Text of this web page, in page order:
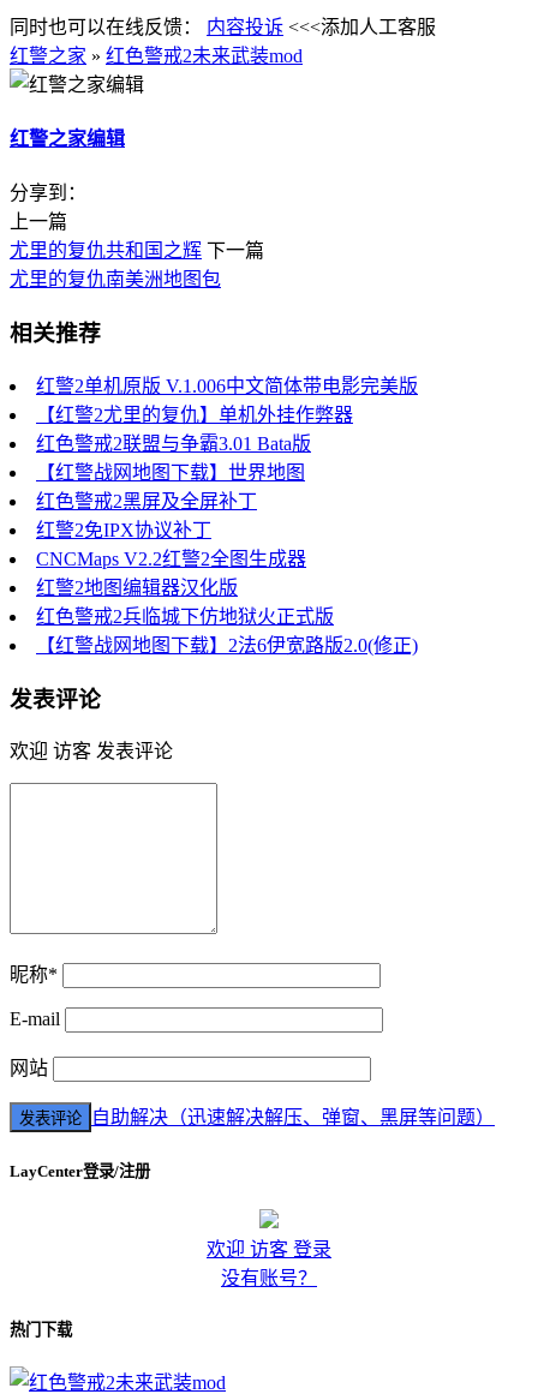
同时也可以在线反馈： 内容投诉 <<<添加人工客服
红警之家 » 红色警戒2未来武装mod
红警之家编辑
分享到：
上一篇
尤里的复仇共和国之辉 下一篇
尤里的复仇南美洲地图包
相关推荐
红警2单机原版 V.1.006中文简体带电影完美版
【红警2尤里的复仇】单机外挂作弊器
红色警戒2联盟与争霸3.01 Bata版
【红警战网地图下载】世界地图
红色警戒2黑屏及全屏补丁
红警2免IPX协议补丁
CNCMaps V2.2红警2全图生成器
红警2地图编辑器汉化版
红色警戒2兵临城下仿地狱火正式版
【红警战网地图下载】2法6伊宽路版2.0(修正)
发表评论
欢迎 访客 发表评论
昵称*
E-mail
网站
自助解决（迅速解决解压、弹窗、黑屏等问题）
LayCenter登录/注册
欢迎 访客 登录
没有账号？
热门下载